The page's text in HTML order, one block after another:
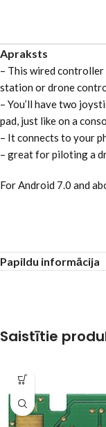
Apraksts
– This wired
station or drone
– You’ll have two
pad, just like on a
– It connects to your
– great for piloting a
For Android 7.0 and
Papildu informācija
Saistītie